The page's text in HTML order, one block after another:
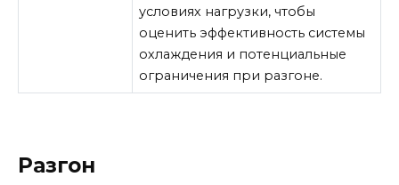
условиях нагрузки, чтобы
оценить эффективность системы
охлаждения и потенциальные
ограничения при разгоне.
Разгон